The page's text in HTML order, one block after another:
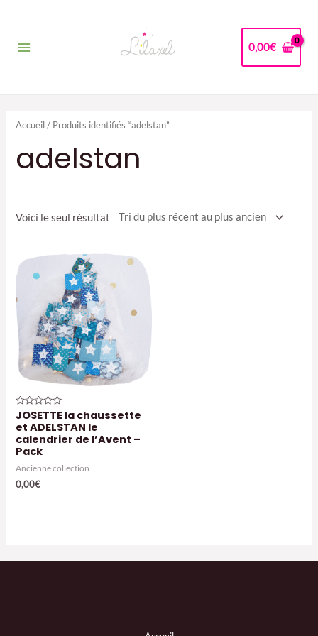
contenu
0,00€
Accueil/ Produits identifiés “adelstan”
adelstan
Voici le seul résultat
Note
0
sur
5
JOSETTE la chaussette
et ADELSTAN le
calendrier de l’Avent –
Pack
Ancienne collection
0,00€